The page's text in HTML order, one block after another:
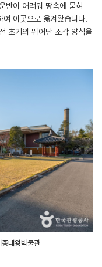
반이 어려워 땅속에 묻혀
이곳으로 옮겨왔습니다.
초기의 뛰어난 조각 양식을
대왕박물관